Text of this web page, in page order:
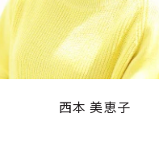
西本 美恵子